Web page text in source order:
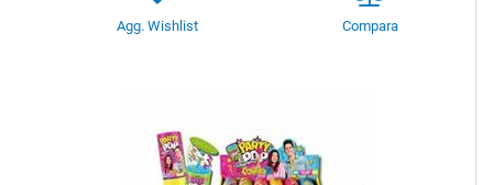
Agg. Wishlist Compara